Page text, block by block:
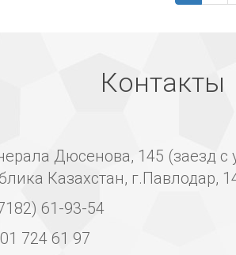
Контакты
Дюсенова, 145 (заезд с
Казахстан, г.Павлодар,
61-93-54
724 61 97